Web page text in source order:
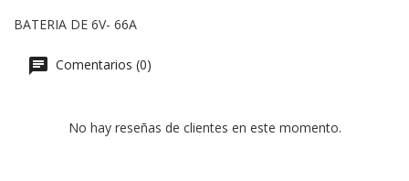
BATERIA DE 6V- 66A
Comentarios (0)
No hay reseñas de clientes en este momento.